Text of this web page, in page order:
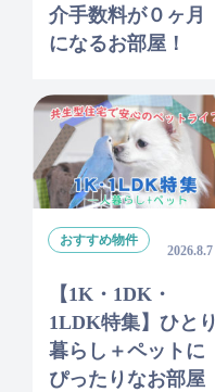
介手数料が０ヶ月
になるお部屋！
おすすめ物件
2026.8.7
【1K・1DK・
1LDK特集】ひとり
暮らし＋ペットに
ぴったりなお部屋